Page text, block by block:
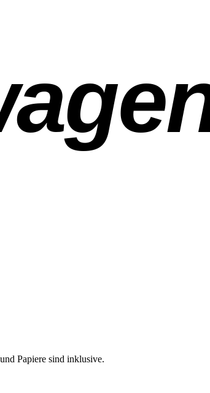
Papiere sind inklusive.